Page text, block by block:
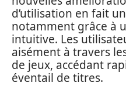
d’utilisation en fait
notamment grâce à
intuitive. Les
aisément à travers
de jeux, accédant
éventail de titres.